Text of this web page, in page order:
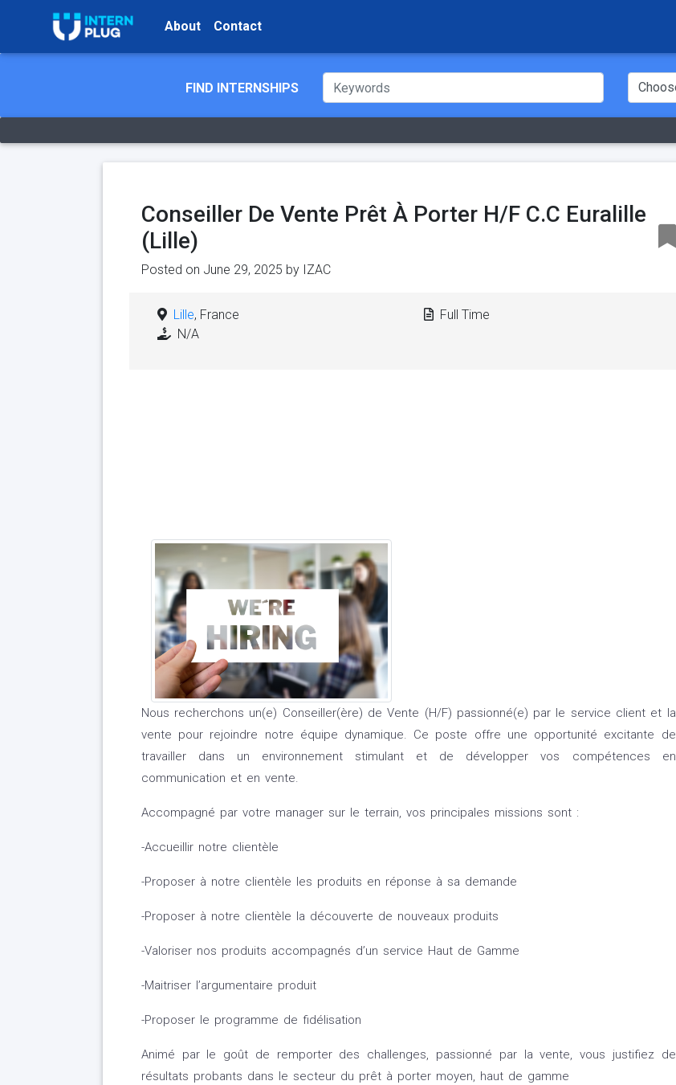
About Contact
FIND INTERNSHIPS
Conseiller De Vente Prêt À Porter H/F C.C Euralille
(Lille)
Posted on June 29, 2025 by IZAC
Lille, France
N/A
Full Time
Nous recherchons un(e) Conseiller(ère) de Vente (H/F) passionné(e) par le service client et la
vente pour rejoindre notre équipe dynamique. Ce poste offre une opportunité excitante de
travailler dans un environnement stimulant et de développer vos compétences en
communication et en vente.
Accompagné par votre manager sur le terrain, vos principales missions sont :
-Accueillir notre clientèle
-Proposer à notre clientèle les produits en réponse à sa demande
-Proposer à notre clientèle la découverte de nouveaux produits
-Valoriser nos produits accompagnés d’un service Haut de Gamme
-Maitriser l’argumentaire produit
-Proposer le programme de fidélisation
Animé par le goût de remporter des challenges, passionné par la vente, vous justifiez de
résultats probants dans le secteur du prêt à porter moyen, haut de gamme